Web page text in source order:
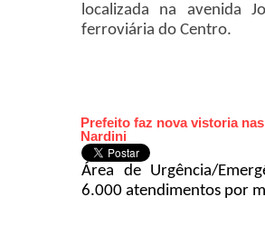
localizada na avenida
ferroviária do Centro.
Prefeito faz nova vistoria
Nardini
Área de Urgência/
6.000 atendimentos por